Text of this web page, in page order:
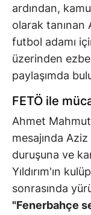
ardından,
olarak
futbol adamı
üzerinden
paylaşımda
FETÖ ile
Ahmet Mahmut
mesajında Aziz
duruşuna ve
Yıldırım'ın
sonrasında
"Fenerbahçe